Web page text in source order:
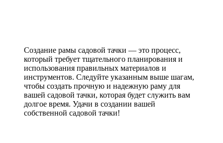
Создание рамы садовой тачки — это процесс,
который требует тщательного планирования и
использования правильных материалов и
инструментов. Следуйте указанным выше шагам,
чтобы создать прочную и надежную раму для
вашей садовой тачки, которая будет служить вам
долгое время. Удачи в создании вашей
собственной садовой тачки!